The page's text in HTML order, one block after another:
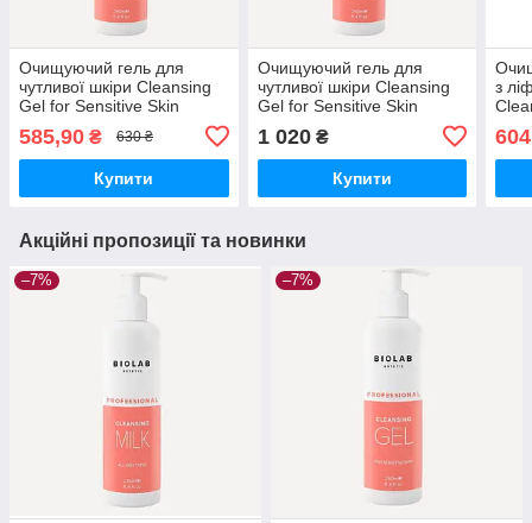
Очищуючий гель для
чутливої шкіри Cleansing
Gel for Sensitive Skin
585,90 ₴ 630 ₴
Купити
Очищуючий гель для
чутливої шкіри Cleansing
Gel for Sensitive Skin
1 020₴
Купити
з
Акційні пропозиції та новинки
–7% –7%